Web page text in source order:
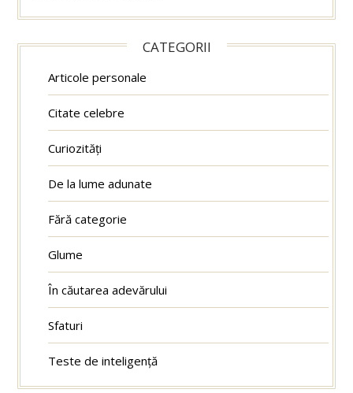
CATEGORII
Articole personale
Citate celebre
Curiozități
De la lume adunate
Fără categorie
Glume
În căutarea adevărului
Sfaturi
Teste de inteligență